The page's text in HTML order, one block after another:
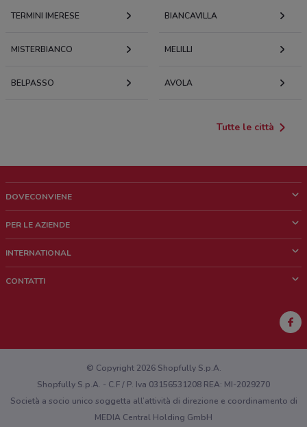
TERMINI IMERESE BIANCAVILLA
MISTERBIANCO MELILLI
BELPASSO AVOLA
Tutte le città
DOVECONVIENE
Chi siamo
Lavora con noi
PER LE AZIENDE
Richieste commerciali e marketing
INTERNATIONAL
CONTATTI
Hai un malfunzionamento sul web o sull'app?
© Copyright 2026 Shopfully S.p.A.
Shopfully S.p.A. - C.F / P. Iva 03156531208 REA: MI-2029270
Società a socio unico soggetta all’attività di direzione e coordinamento di
MEDIA Central Holding GmbH